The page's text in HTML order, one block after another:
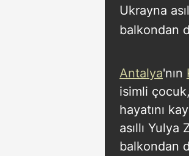
Ukrayna
balkondan
Antalya'nın
isimli
hayatını
asıllı
balkondan